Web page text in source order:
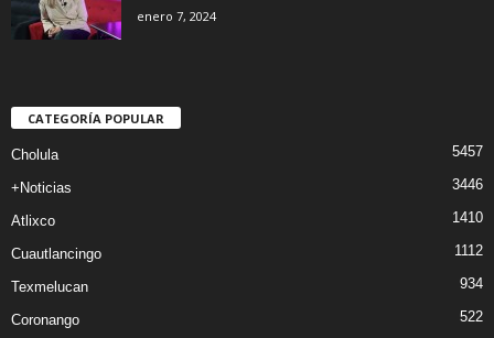
enero 7, 2024
CATEGORÍA POPULAR
Cholula 5457
+Noticias 3446
Atlixco 1410
Cuautlancingo 1112
Texmelucan 934
Coronango 522